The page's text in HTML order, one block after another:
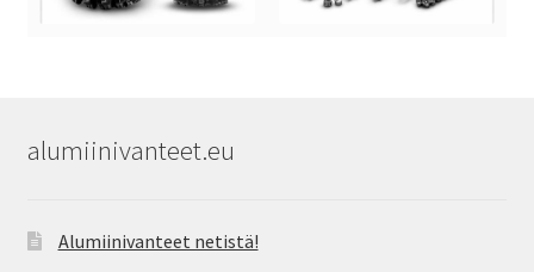
alumiinivanteet.eu
Alumiinivanteet netistä!